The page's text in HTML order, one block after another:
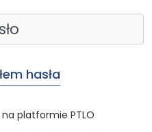
hasła
platformie PTLO